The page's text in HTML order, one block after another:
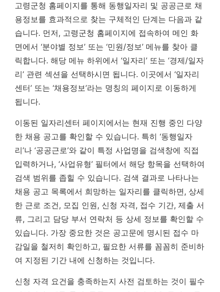
고령군청 홈페이지를 통해 동행일자리 및 공공근로 채
용정보를 효과적으로 찾는 구체적인 단계는 다음과 같
습니다. 먼저, 고령군청 홈페이지에 접속하여 메인 화
면에서 ‘분야별 정보’ 또는 ‘민원/정보’ 메뉴를 찾아 클
릭합니다. 해당 메뉴 하위에서 ‘일자리’ 또는 ‘경제/일자
리’ 관련 섹션을 선택하시면 됩니다. 이곳에서 ‘일자리
센터’ 또는 ‘채용정보’라는 명칭의 페이지로 이동하게
됩니다.
이동된 일자리센터 페이지에서는 현재 진행 중인 다양
한 채용 공고를 확인할 수 있습니다. 특히 ‘동행일자
리’나 ‘공공근로’와 같이 특정 사업명을 검색창에 직접
입력하거나, ‘사업유형’ 필터에서 해당 항목을 선택하여
검색 범위를 좁힐 수 있습니다. 검색 결과로 나타나는
채용 공고 목록에서 희망하는 일자리를 클릭하면, 상세
한 근로 조건, 모집 인원, 신청 자격, 접수 기간, 제출 서
류, 그리고 담당 부서 연락처 등 상세 정보를 확인할 수
있습니다. 가장 중요한 것은 공고문에 명시된 접수 마
감일을 철저히 확인하고, 필요한 서류를 꼼꼼히 준비하
여 지정된 기간 내에 신청하는 것입니다.
신청 자격 요건을 충족하는지 사전 검토하는 것이 필수